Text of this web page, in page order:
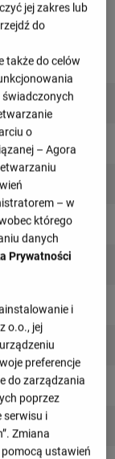
46
46
46
46
46
46
46
46 69
46
jej zakres lub
do
także do celów
świadczonych
o
– Agora
– w
którego
danych
Prywatności
i
o.o., jej
preferencje
do zarządzania
poprzez
serwisu i
Zmiana
ustawień